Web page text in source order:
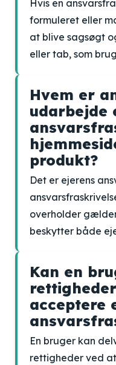
Hvis en
formuleret eller
at blive sagsøgt
eller tab, som
Hvem er
udarbejde
produkt?
Det er ejerens
overholder
beskytter både
Kan en
acceptere
En bruger kan
rettigheder ved